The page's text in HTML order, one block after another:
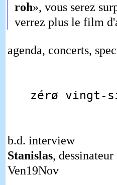
roh», vous serez
verrez plus le film
agenda, concerts,
zérø vingt-
b.d. interview
Stanislas, dessinateur
Ven19Nov